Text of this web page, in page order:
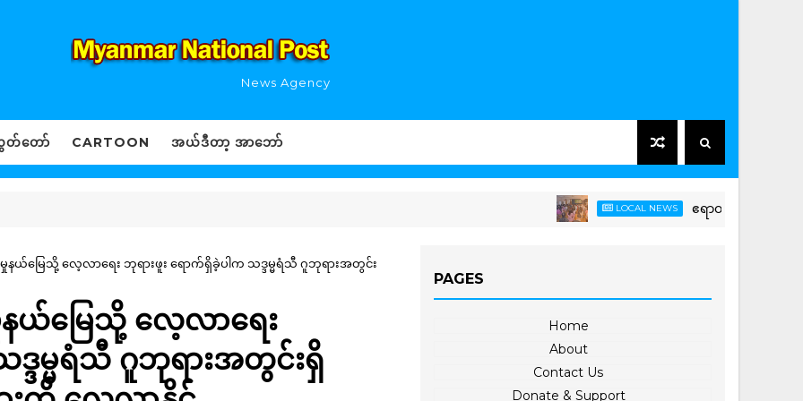
News Agency
တ်တော် CARTOON အယ်ဒီတာ့ အာဘော်
LOCAL NEWS ဧရာဝတီမြစ်ဆုံ-မြစ်ညာမြစ်ဝှမ်
နယ်မြေသို့ လေ့လာရေး ဘုရားဖူး ရောက်ရှိခဲ့ပါက သဒ္ဒမ္မရံသီ ဂူဘုရားအတွင်း
နယ်မြေသို့ လေ့လာရေး
ဒမ္မရံသီ ဂူဘုရားအတွင်းရှိ
PAGES
Home
About
Contact Us
Donate & Support